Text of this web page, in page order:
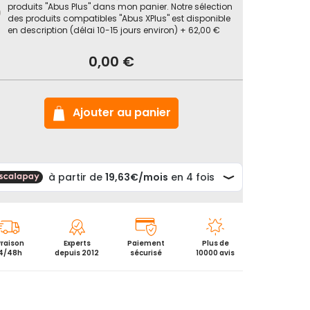
produits "Abus Plus" dans mon panier. Notre sélection
des produits compatibles "Abus XPlus" est disponible
en description (délai 10-15 jours environ) + 62,00 €
0,00 €
Ajouter au panier
48h
Experts
depuis 2012
Paiement
sécurisé
Plus de
10000 avis